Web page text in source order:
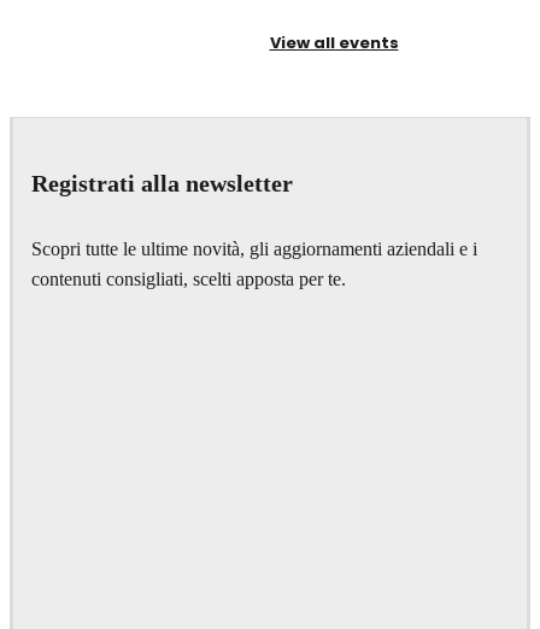
View all events
Registrati alla newsletter
Scopri tutte le ultime novità, gli aggiornamenti aziendali e i
contenuti consigliati, scelti apposta per te.